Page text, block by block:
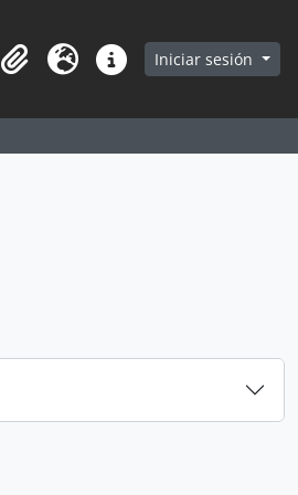
Portapapeles
Idioma Enlaces rápidos
Iniciar sesión